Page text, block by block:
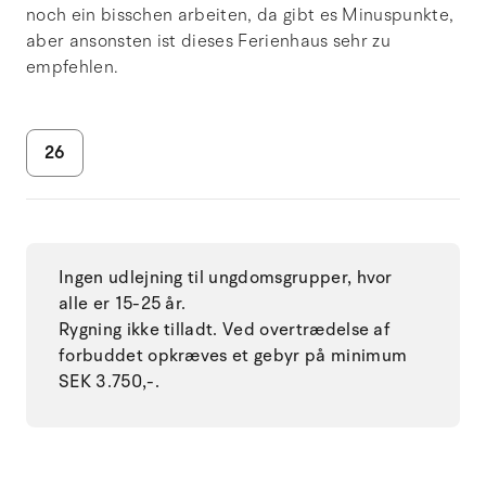
noch ein bisschen arbeiten, da gibt es Minuspunkte,
aber ansonsten ist dieses Ferienhaus sehr zu
empfehlen.
26
Ingen udlejning til ungdomsgrupper, hvor
alle er 15-25 år.
Rygning ikke tilladt. Ved overtrædelse af
forbuddet opkræves et gebyr på minimum
SEK 3.750,-.